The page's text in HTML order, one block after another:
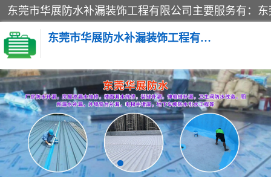
东莞市华展防水补漏装饰工程有限公司
楼面防水补漏
阳台卫生间防水补漏
金属房搭建及补漏